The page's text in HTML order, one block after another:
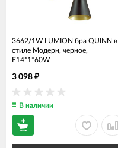
3662/1W LUMION бра QUINN в
стиле Модерн, черное,
Е14*1*60W
3 098 ₽
В наличии